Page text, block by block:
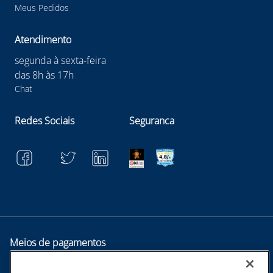
Meus Pedidos
Atendimento
segunda à sexta-feira
das 8h às 17h
Chat
Redes Sociais Seguranca
Meios de pagamentos